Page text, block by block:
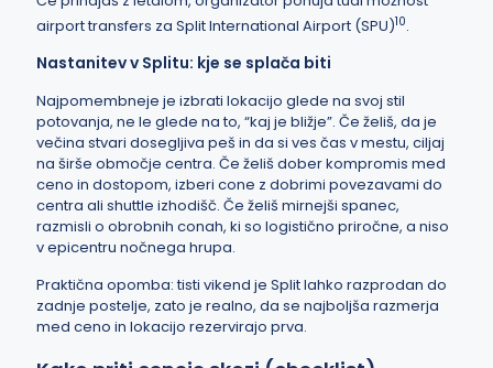
airport transfers za Split International Airport (SPU)10.
Nastanitev v Splitu: kje se splača biti
Najpomembneje je izbrati lokacijo glede na svoj stil
potovanja, ne le glede na to, “kaj je bližje”. Če želiš, da je
večina stvari dosegljiva peš in da si ves čas v mestu, ciljaj
na širše območje centra. Če želiš dober kompromis med
ceno in dostopom, izberi cone z dobrimi povezavami do
centra ali shuttle izhodišč. Če želiš mirnejši spanec,
razmisli o obrobnih conah, ki so logistično priročne, a niso
v epicentru nočnega hrupa.
Praktična opomba: tisti vikend je Split lahko razprodan do
zadnje postelje, zato je realno, da se najboljša razmerja
med ceno in lokacijo rezervirajo prva.